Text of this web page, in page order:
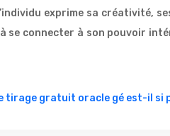
exprime sa créativité,
se connecter à son pouvoir
tirage gratuit oracle gé est-il si